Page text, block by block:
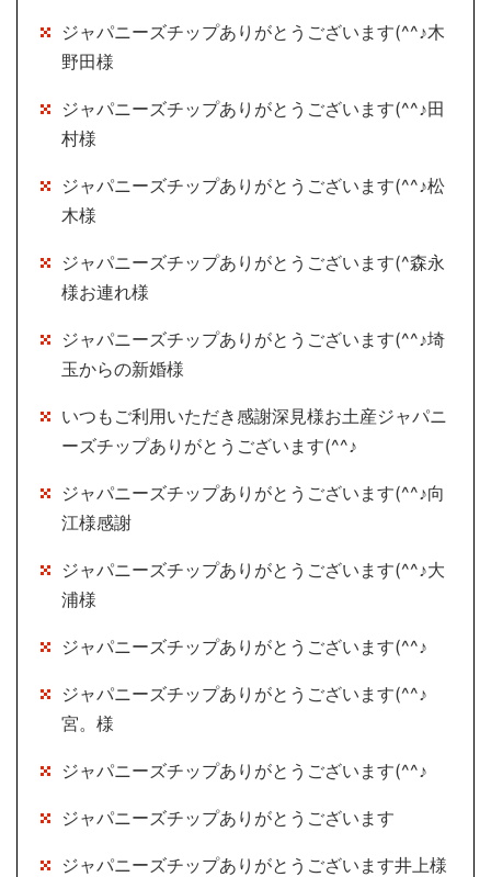
ジャパニーズチップありがとうございます(^^♪木
野田様
ジャパニーズチップありがとうございます(^^♪田
村様
ジャパニーズチップありがとうございます(^^♪松
木様
ジャパニーズチップありがとうございます(^森永
様お連れ様
ジャパニーズチップありがとうございます(^^♪埼
玉からの新婚様
いつもご利用いただき感謝深見様お土産ジャパニ
ーズチップありがとうございます(^^♪
ジャパニーズチップありがとうございます(^^♪向
江様感謝
ジャパニーズチップありがとうございます(^^♪大
浦様
ジャパニーズチップありがとうございます(^^♪
ジャパニーズチップありがとうございます(^^♪
宮。様
ジャパニーズチップありがとうございます(^^♪
ジャパニーズチップありがとうございます
ジャパニーズチップありがとうございます井上様